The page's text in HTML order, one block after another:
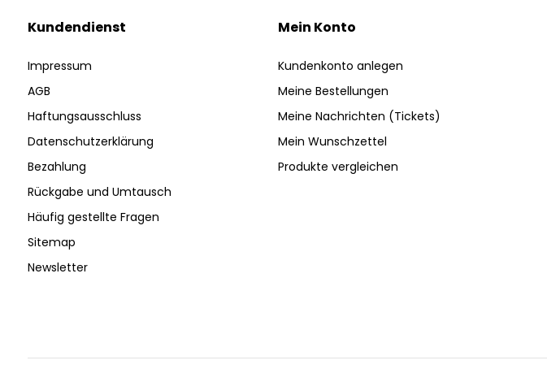
Kundendienst
Impressum
AGB
Haftungsausschluss
Datenschutzerklärung
Bezahlung
Rückgabe und Umtausch
Häufig gestellte Fragen
Sitemap
Newsletter
Mein Konto
Kundenkonto anlegen
Meine Bestellungen
Meine Nachrichten (Tickets)
Mein Wunschzettel
Produkte vergleichen